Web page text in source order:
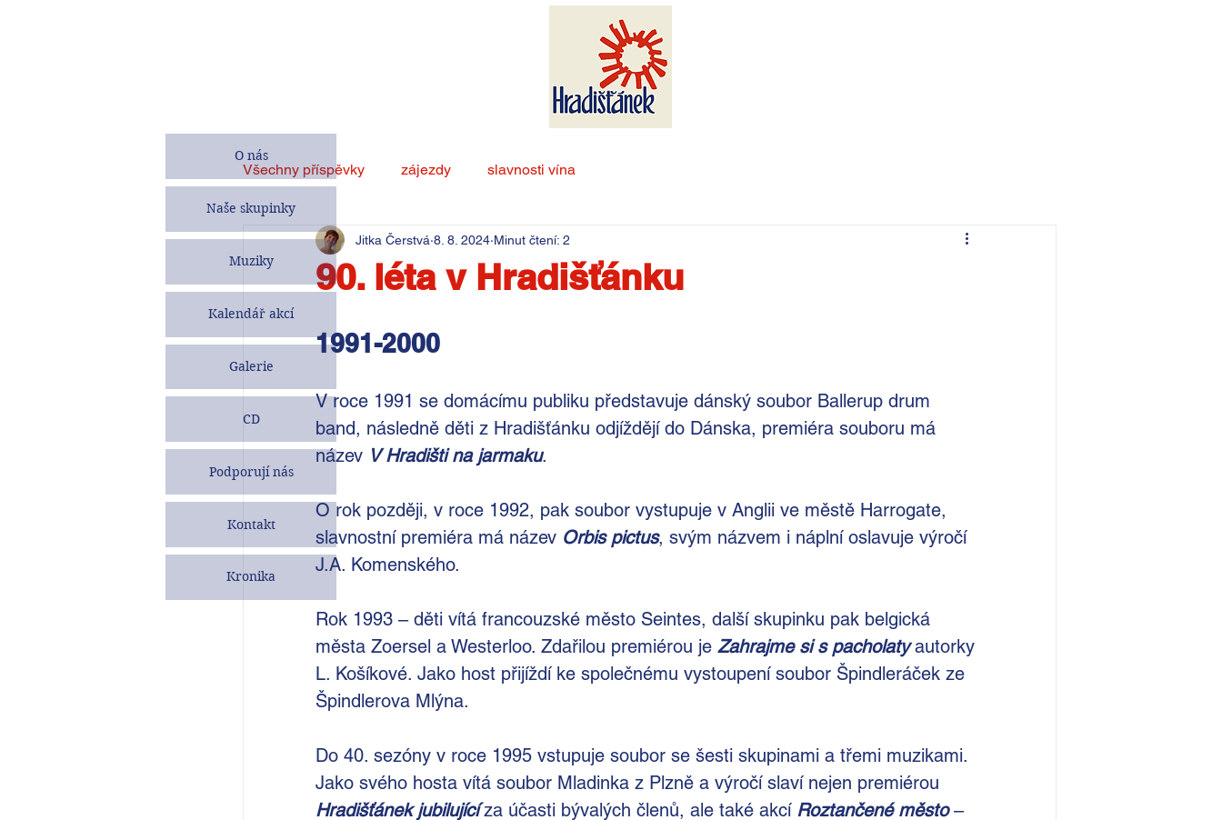
Všechny příspěvky zájezdy slavnosti vína
90. léta v Hradišťánku
Jitka Čerstvá 8. 8. 2024 Minut čtení: 2
1991-2000
V roce 1991 se domácímu publiku představuje dánský soubor Ballerup drum
band, následně děti z Hradišťánku odjíždějí do Dánska, premiéra souboru má
název V Hradišti na jarmaku.
O rok později, v roce 1992, pak soubor vystupuje v Anglii ve městě Harrogate,
slavnostní premiéra má název Orbis pictus, svým názvem i náplní oslavuje výročí
J.A. Komenského.
Rok 1993 – děti vítá francouzské město Seintes, další skupinku pak belgická
města Zoersel a Westerloo. Zdařilou premiérou je Zahrajme si s pacholaty autorky
L. Košíkové. Jako host přijíždí ke společnému vystoupení soubor Špindleráček ze
Špindlerova Mlýna.
Do 40. sezóny v roce 1995 vstupuje soubor se šesti skupinami a třemi muzikami.
Jako svého hosta vítá soubor Mladinka z Plzně a výročí slaví nejen premiérou
Hradišťánek jubilující za účasti bývalých členů, ale také akcí Roztančené město –
O nás
Naše skupinky
Muziky
Kalendář akcí
Galerie
CD
Podporují nás
Kontakt
Kronika